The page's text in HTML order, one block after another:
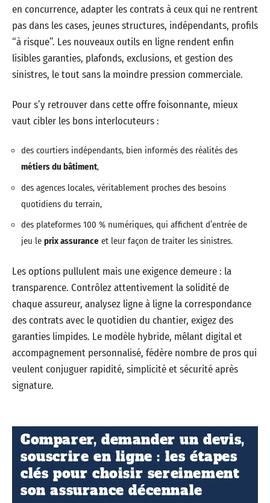
en concurrence, adapter les contrats à ceux qui ne rentrent
pas dans les cases, jeunes structures, indépendants, profils
“à risque”. Les nouveaux outils en ligne rendent enfin
lisibles garanties, plafonds, exclusions, et gestion des
sinistres, le tout sans la moindre pression commerciale.
Pour s’y retrouver dans cette offre foisonnante, mieux
vaut cibler les bons interlocuteurs :
des courtiers indépendants, bien informés des réalités des
métiers du bâtiment,
des agences locales, véritablement proches des besoins
quotidiens du terrain,
des plateformes 100 % numériques, qui affichent d’entrée de
jeu le prix assurance et leur façon de traiter les sinistres.
Les options pullulent mais une exigence demeure : la
transparence. Contrôlez attentivement la solidité de
chaque assureur, analysez ligne à ligne la correspondance
des contrats avec le quotidien du chantier, exigez des
garanties limpides. Le modèle hybride, mêlant digital et
accompagnement personnalisé, fédère nombre de pros qui
veulent conjuguer rapidité, simplicité et sécurité après
signature.
Comparer, demander un devis,
souscrire en ligne : les étapes
clés pour choisir sereinement
son assurance décennale